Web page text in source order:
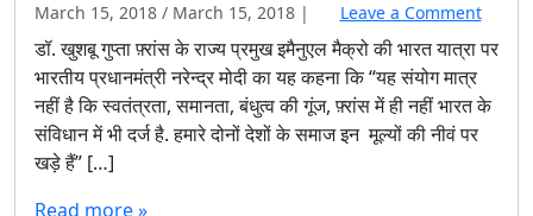
March 15, 2018 / March 15, 2018 | Leave a Comment
डॉ. खुशबू गुप्ता फ़्रांस के राज्य प्रमुख इमैनुएल मैक्रो की भारत यात्रा पर
भारतीय प्रधानमंत्री नरेन्द्र मोदी का यह कहना कि “यह संयोग मात्र
नहीं है कि स्वतंत्रता, समानता, बंधुत्व की गूंज, फ़्रांस में ही नहीं भारत के
संविधान में भी दर्ज है. हमारे दोनों देशों के समाज इन मूल्यों की नीवं पर
खड़े हैं” […]
Read more »